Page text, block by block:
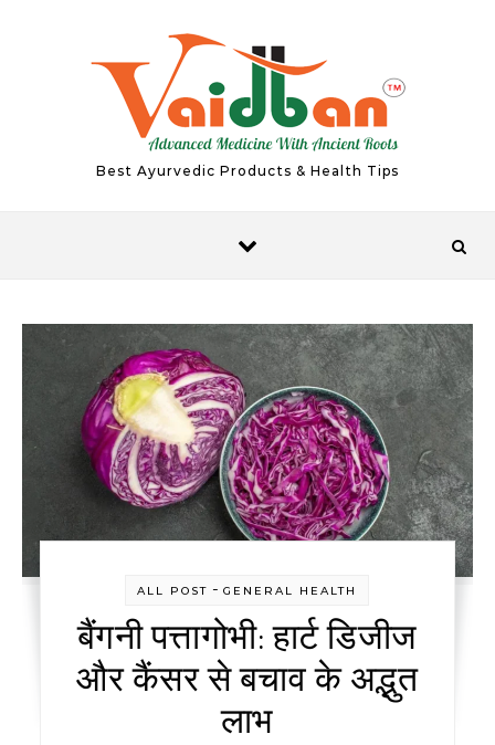
Best Ayurvedic Products & Health Tips
ALL POST -GENERAL HEALTH
बैंगनी पत्तागोभी: हार्ट डिजीज
और कैंसर से बचाव के अद्भुत
लाभ